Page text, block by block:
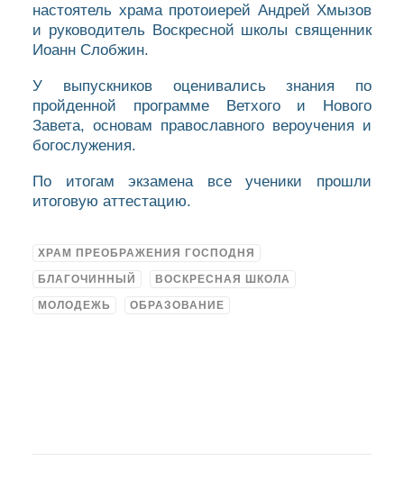
настоятель храма протоиерей Андрей Хмызов
и руководитель Воскресной школы священник
Иоанн Слобжин.
У выпускников оценивались знания по
пройденной программе Ветхого и Нового
Завета, основам православного вероучения и
богослужения.
По итогам экзамена все ученики прошли
итоговую аттестацию.
ХРАМ ПРЕОБРАЖЕНИЯ ГОСПОДНЯ
БЛАГОЧИННЫЙ ВОСКРЕСНАЯ ШКОЛА
МОЛОДЕЖЬ ОБРАЗОВАНИЕ